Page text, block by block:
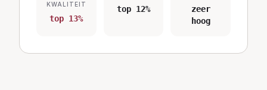
KWALITEIT
top 13%
top 12%
zeer
hoog